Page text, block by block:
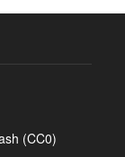
(CC0)